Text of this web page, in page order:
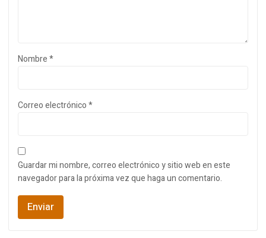
Nombre*
Correo electrónico*
Guardar mi nombre, correo electrónico y sitio web en este
navegador para la próxima vez que haga un comentario.